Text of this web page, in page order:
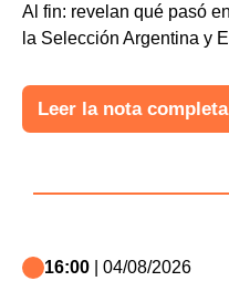
Al fin: revelan qué pasó
la Selección Argentina y
Leer la nota completa
16:00 | 04/08/2026